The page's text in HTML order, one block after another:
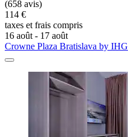
(658 avis)
114 €
taxes et frais compris
16 août - 17 août
Crowne Plaza Bratislava by IHG